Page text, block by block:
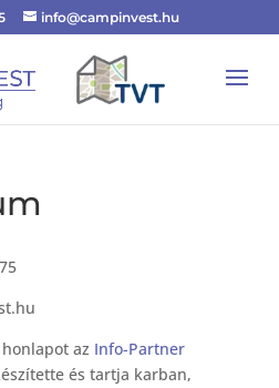
info@campinvest.hu
az Info-Partner
és tartja karban,